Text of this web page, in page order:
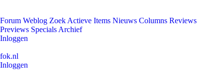
Forum Weblog Zoek Actieve Items Nieuws Columns Reviews
Previews Specials Archief
Inloggen
fok.nl
Inloggen